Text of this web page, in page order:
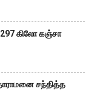
கிலோ கஞ்சா
சந்தித்த